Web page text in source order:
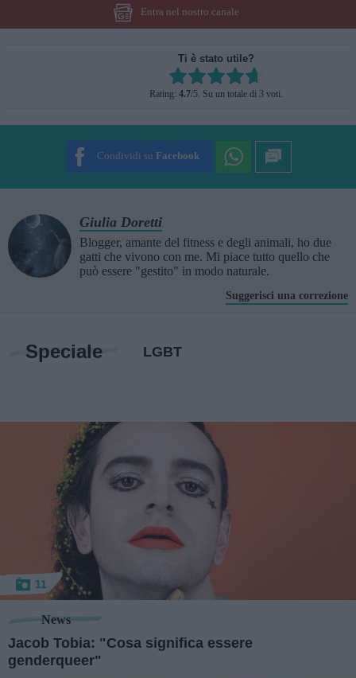
Entra nel nostro canale
Ti è stato utile?
Rate this item:
SUBMIT RATING
Rating: 4.7/5. Su un totale di 3 voti.
Condividi su Facebook
Giulia Doretti
Blogger, amante del fitness e degli animali, ho due
gatti che vivono con me. Mi piace tutto quello che
può essere "gestito" in modo naturale.
Suggerisci una correzione
Speciale LGBT
11
News
Jacob Tobia: "Cosa significa essere
genderqueer"